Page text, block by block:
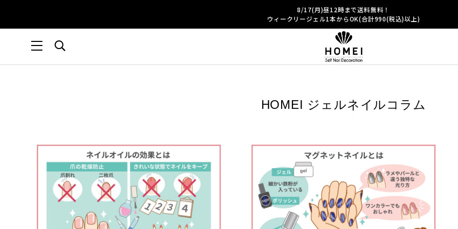
8/17(月)昼12時まで送料無料！
ウィークリージェル1本からOK(合計990(税込)以上)
HOMEI ジェルネイルコラム